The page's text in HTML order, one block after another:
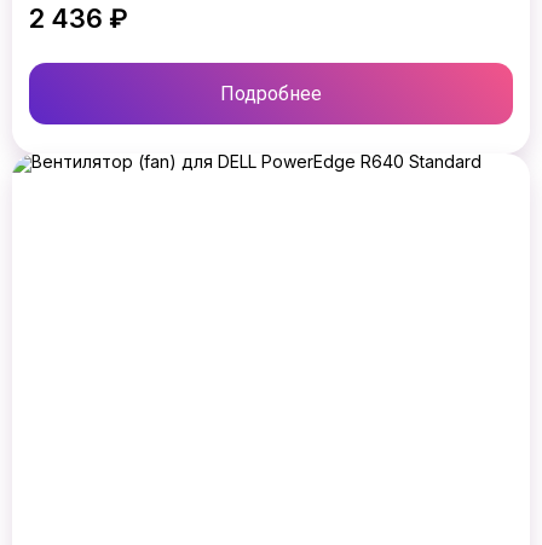
2 436 ₽
Подробнее